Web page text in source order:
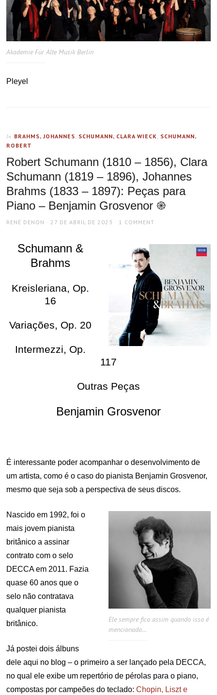
Akademie Für Alte Musik Berlin
Pleyel
In BRAHMS, JOHANNES SCHUMANN, CLARA WIECK
SCHUMANN,
ROBERT
Robert Schumann (1810 – 1856), Clara
Schumann (1819 – 1896), Johannes
Brahms (1833 – 1897): Peças para
Piano – Benjamin Grosvenor ֎
AUTHOR
RENÉ DENON
POSTED
27 DE ABRIL DE 2023 1 COMMENT
Schumann &
Brahms
Kreisleriana, Op.
16
Variações, Op. 20
Intermezzi, Op.
117
Outras Peças
Benjamin Grosvenor
É interessante poder acompanhar o desenvolvimento de
um artista, como é o caso do pianista Benjamin Grosvenor,
mesmo que seja sob a perspectiva de seus discos.
Ele sempre fica assim quando isso é
mencionado…
Nascido em 1992, foi o
mais jovem pianista
britânico a assinar
contrato com o selo
DECCA em 2011. Fazia
quase 60 anos que o
selo não contratava
qualquer pianista
britânico.
Já postei dois álbuns
dele aqui no blog – o primeiro a ser lançado pela DECCA,
no qual ele exibe um repertório de pérolas para o piano,
compostas por campeões do teclado:Chopin, Liszt e